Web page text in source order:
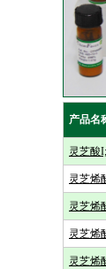
产品名
灵芝酸
灵芝烯
灵芝烯
灵芝烯
灵芝烯